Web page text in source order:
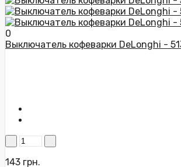
0
Выключатель кофеварки DeLonghi -
143 грн.